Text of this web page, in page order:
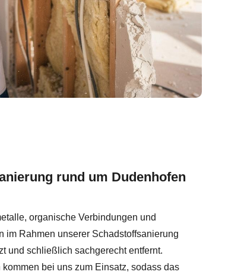
rund um Dudenhofen
organische Verbindungen und
im Rahmen unserer Schadstoffsanierung
und schließlich sachgerecht entfernt.
bei uns zum Einsatz, sodass das